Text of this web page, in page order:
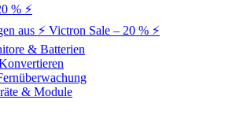
% ⚡
aus ⚡ Victron Sale – 20 % ⚡
& Batterien
& Module